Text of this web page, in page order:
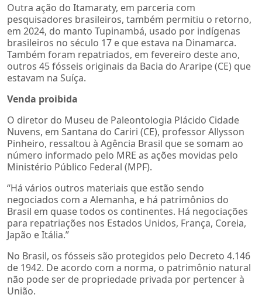
Outra ação do Itamaraty, em parceria com
pesquisadores brasileiros, também permitiu o retorno,
em 2024, do manto Tupinambá, usado por indígenas
brasileiros no século 17 e que estava na Dinamarca.
Também foram repatriados, em fevereiro deste ano,
outros 45 fósseis originais da Bacia do Araripe (CE) que
estavam na Suíça.
Venda proibida
O diretor do Museu de Paleontologia Plácido Cidade
Nuvens, em Santana do Cariri (CE), professor Allysson
Pinheiro, ressaltou à Agência Brasil que se somam ao
número informado pelo MRE as ações movidas pelo
Ministério Público Federal (MPF).
“Há vários outros materiais que estão sendo
negociados com a Alemanha, e há patrimônios do
Brasil em quase todos os continentes. Há negociações
para repatriações nos Estados Unidos, França, Coreia,
Japão e Itália.”
No Brasil, os fósseis são protegidos pelo Decreto 4.146
de 1942. De acordo com a norma, o patrimônio natural
não pode ser de propriedade privada por pertencer à
União.